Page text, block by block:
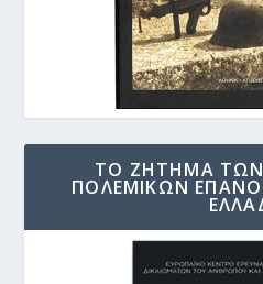
ΤΟ ΖΗΤΗΜΑ
ΠΟΛΕΜΙΚΩΝ